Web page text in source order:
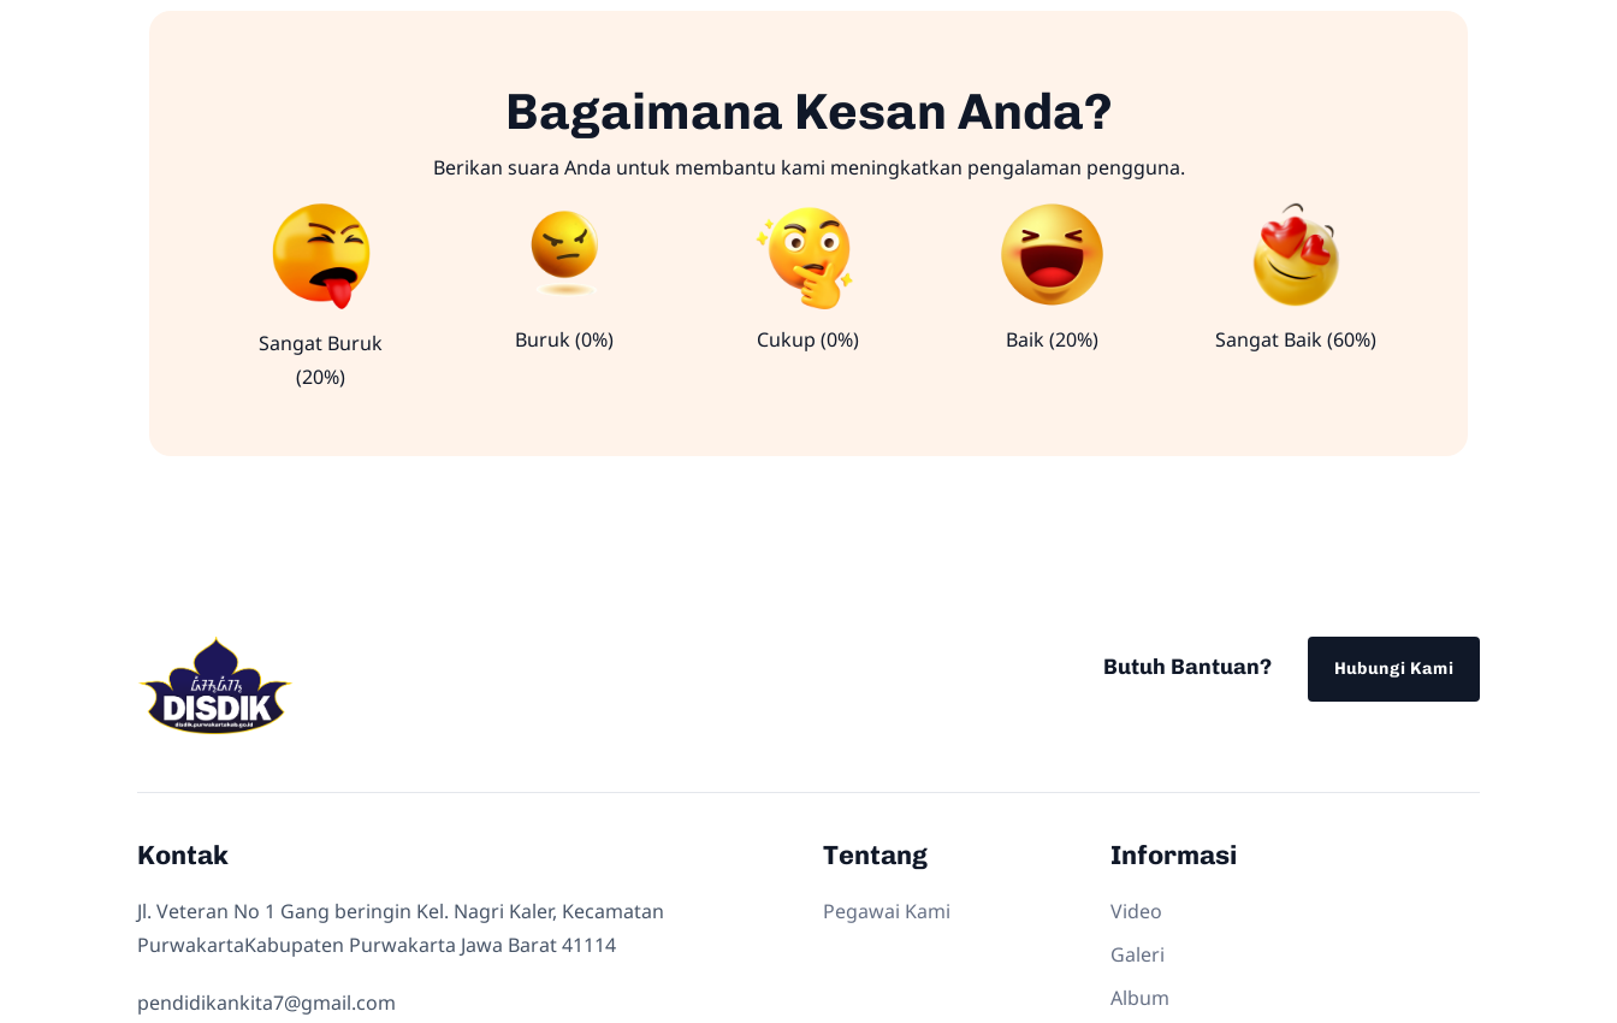
Bagaimana Kesan Anda?
Berikan suara Anda untuk membantu kami meningkatkan pengalaman pengguna.
Sangat Buruk
(20%)
Buruk (0%) Cukup (0%) Baik (20%) Sangat Baik (60%)
Butuh Bantuan? Hubungi Kami
Kontak
Jl. Veteran No 1 Gang beringin Kel. Nagri Kaler, Kecamatan
PurwakartaKabupaten Purwakarta Jawa Barat 41114
pendidikankita7@gmail.com
Tentang
Pegawai Kami
Informasi
Video
Galeri
Album